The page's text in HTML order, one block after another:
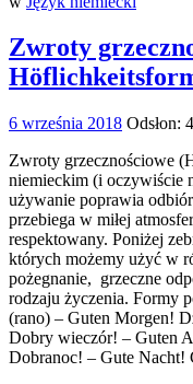
Zwroty
6 września 2018 Odsłon:
Zwroty grzecznościowe
niemieckim (i oczywiście
używanie poprawia
przebiega w miłej
respektowany. Poniżej
których możemy użyć w
pożegnanie, grzeczne
rodzaju życzenia. Formy
(rano) – Guten Morgen!
Dobry wieczór! – Guten
Dobranoc! – Gute